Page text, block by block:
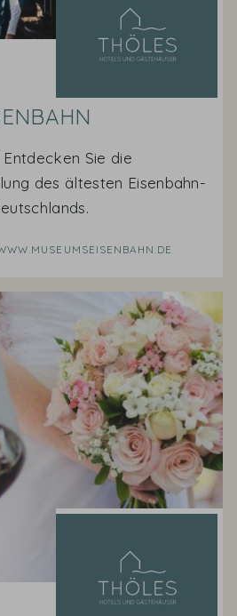
Sie die
des ältesten Eisenbahn-